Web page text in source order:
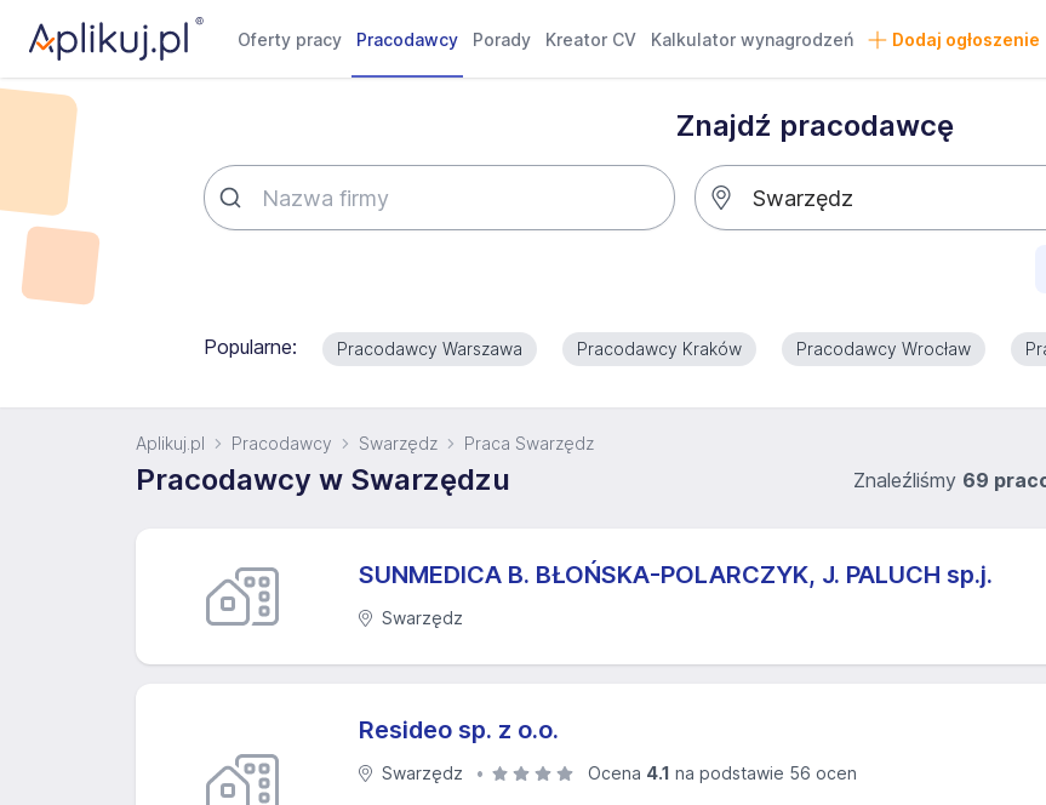
Oferty pracy Pracodawcy Porady Kreator CV Kalkulator wynagrodzeń Dodaj ogłoszenie
Znajdź pracodawcę
Popularne: Pracodawcy Warszawa Pracodawcy Kraków Pracodawcy Wrocław
Aplikuj.pl Pracodawcy Swarzędz Praca Swarzędz
Pracodawcy w Swarzędzu Znaleźliśmy 69
SUNMEDICA B. BŁOŃSKA-POLARCZYK, J. PALUCH sp.j.
Swarzędz
Resideo sp. z o.o.
Swarzędz Ocena 4.1 na podstawie 56 ocen